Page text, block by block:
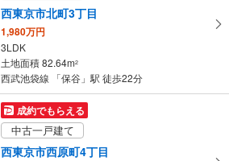
西東京市北町3丁目
1,980万円
3LDK
土地面積 82.64m2
西武池袋線 「保谷」駅 徒歩22分
成約でもらえる
中古一戸建て
西東京市西原町4丁目